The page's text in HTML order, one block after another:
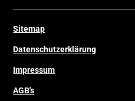
Sitemap
Datenschutzerklärung
Impressum
AGB's